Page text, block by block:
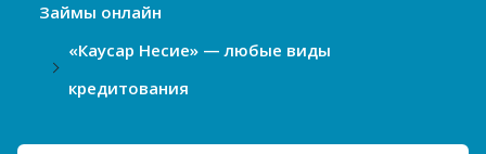
Займы онлайн
«Каусар Несие» — любые виды
кредитования